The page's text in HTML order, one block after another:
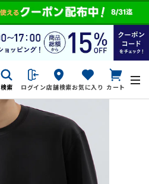
検索 ログイン店舗検索お気に入り カート